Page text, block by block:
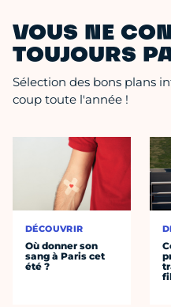
VOUS NE
TOUJOURS
Sélection des bons plans
coup toute l'année !
DÉCOUVRIR
Où donner son
sang à Paris cet
été ?